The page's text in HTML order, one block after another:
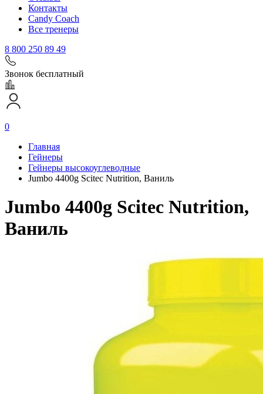
Контакты
Candy Coach
Все тренеры
8 800 250 89 49
Звонок бесплатный
0
Главная
Гейнеры
Гейнеры высокоуглеводные
Jumbo 4400g Scitec Nutrition, Ваниль
Jumbo 4400g Scitec Nutrition,
Ваниль